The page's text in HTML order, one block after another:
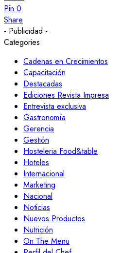
Pin 0
Share
- Publicidad -
Categories
Cadenas en Crecimientos
Capacitación
Destacadas
Ediciones Revista Impresa
Entrevista exclusiva
Gastronomía
Gerencia
Gestión
Hosteleria Food&table
Hoteles
Internacional
Marketing
Nacional
Noticias
Nuevos Productos
Nutrición
On The Menu